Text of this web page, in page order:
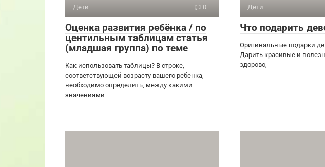
Дети 0
Оценка развития ребёнка / по
центильным таблицам статья
(младшая группа) по теме
Как использовать таблицы? В строке,
соответствующей возрасту вашего ребенка,
необходимо определить, между какими
значениями
Дети
Что подарить
Оригинальные подарки
Дарить красивые и
здорово,